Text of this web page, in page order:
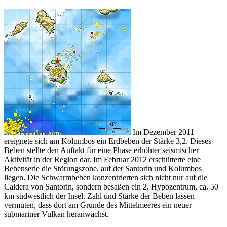
Im Dezember 2011
ereignete sich am Kolumbos ein Erdbeben der Stärke 3,2. Dieses
Beben stellte den Auftakt für eine Phase erhöhter seismischer
Aktivität in der Region dar. Im Februar 2012 erschütterte eine
Bebenserie die Störungszone, auf der Santorin und Kolumbos
liegen. Die Schwarmbeben konzentrierten sich nicht nur auf die
Caldera von Santorin, sondern besaßen ein 2. Hypozentrum, ca. 50
km südwestlich der Insel. Zahl und Stärke der Beben lassen
vermuten, dass dort am Grunde des Mittelmeeres ein neuer
submariner Vulkan heranwächst.